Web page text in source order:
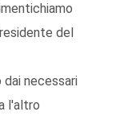
del
necessari
l'altro